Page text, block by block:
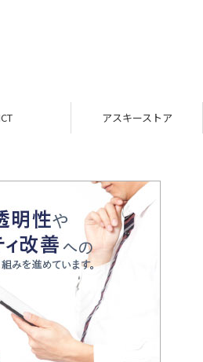
アスキーストア インフォメーシ